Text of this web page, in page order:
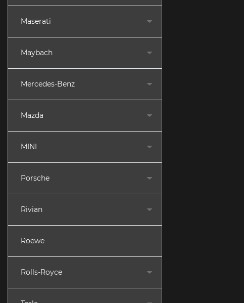
Maserati
Maybach
Mercedes-Benz
Mazda
MINI
Porsche
Rivian
Roewe
Rolls-Royce